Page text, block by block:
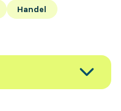
Handel